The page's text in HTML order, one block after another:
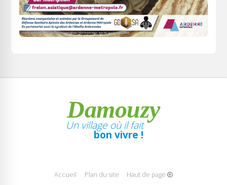
Damouzy
Un village où il fait
bon vivre !
Accueil Plan du site Haut de page